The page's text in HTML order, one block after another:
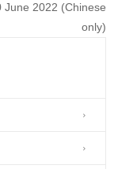
June 2022 (Chinese
only)